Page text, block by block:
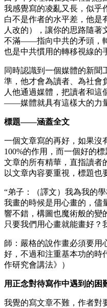
我感覺寫的凌亂又長，似乎
白不是作者的水平差，他是
人改的），讓你的思路隨著
不滿——指向中共的矛頭，
也是中共慣用的轉移視線的
同時認識到一個媒體的新聞
準，他才會為讀者、為社會
人他通過媒體，把讀者和這
——媒體就具有這樣大的力
標題——涵蓋全文
一個文章寫的再好，如果沒
100%的作用，而一個好的
文章的所有精華，直指讀者
以文章內容要重視，標題也
“弟子：（譯文）我為我的
我畫的時候是用心畫的，儘
響不錯，構圖也魔術般的變
只要我們用心畫就能畫好
師：嚴格的說作畫必須要用
好，不過和注重基本功的時
作研究會講法》）
用正念對待寫作中遇到的困
我覺的寫文章不難，作者對